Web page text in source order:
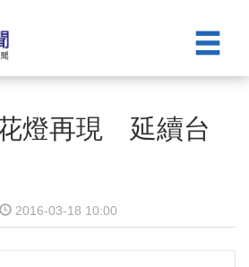
燈再現 延續台
2016-03-18 10:00